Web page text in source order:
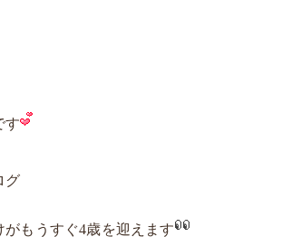
す
グ
がもうすぐ4歳を迎えます